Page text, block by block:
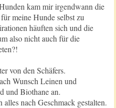
kam mir irgendwann die
meine Hunde selbst zu
häuften sich und die
also nicht auch für die
von den Schäfers.
Wunsch Leinen und
und Biothane an.
nach Geschmack gestalten.